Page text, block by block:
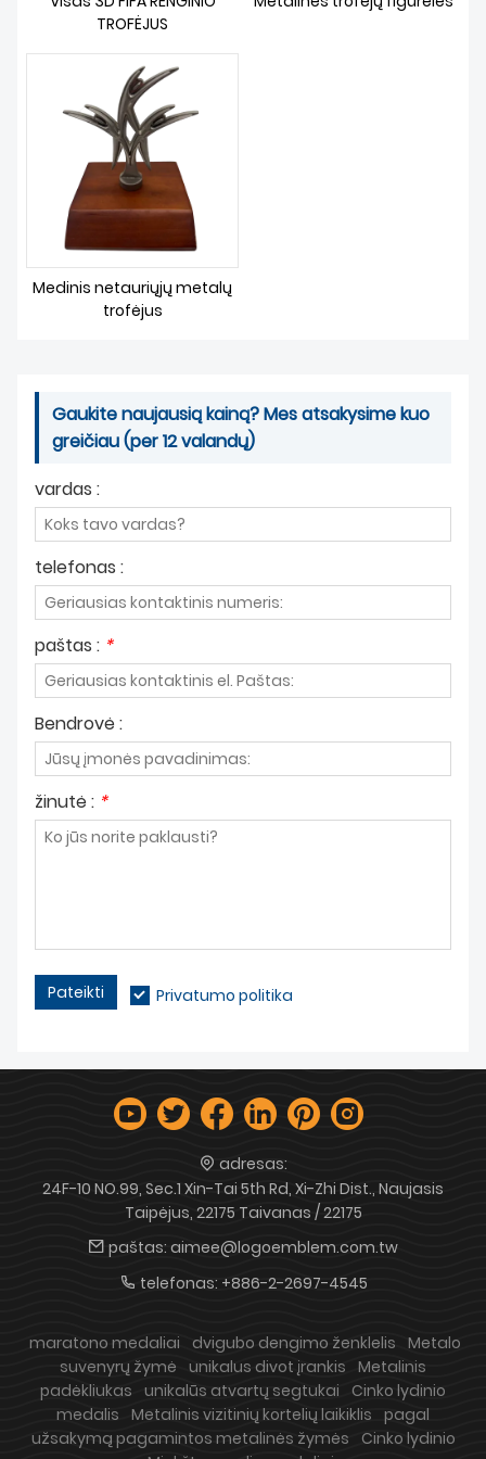
NAUJIENOSTROFĖJUS
Medinis netauriųjų metalų
trofėjus
Gaukite naujausią kainą? Mes atsakysime kuo
greičiau (per 12 valandų)
vardas :
telefonas :
paštas : *
Bendrovė :
žinutė : *
Pateikti Privatumo politika
adresas:
24F-10 NO.99, Sec.1 Xin-Tai 5th Rd, Xi-Zhi Dist., Naujasis
Taipėjus, 22175 Taivanas / 22175
paštas: aimee@logoemblem.com.tw
telefonas: +886-2-2697-4545
maratono medaliai dvigubo dengimo ženklelis Metalo
suvenyrų žymė unikalus divot įrankis Metalinis
padėkliukas unikalūs atvartų segtukai
Cinko lydinio
medalis Metalinis vizitinių kortelių laikiklis pagal
užsakymą pagamintos metalinės žymės
Cinko lydinio